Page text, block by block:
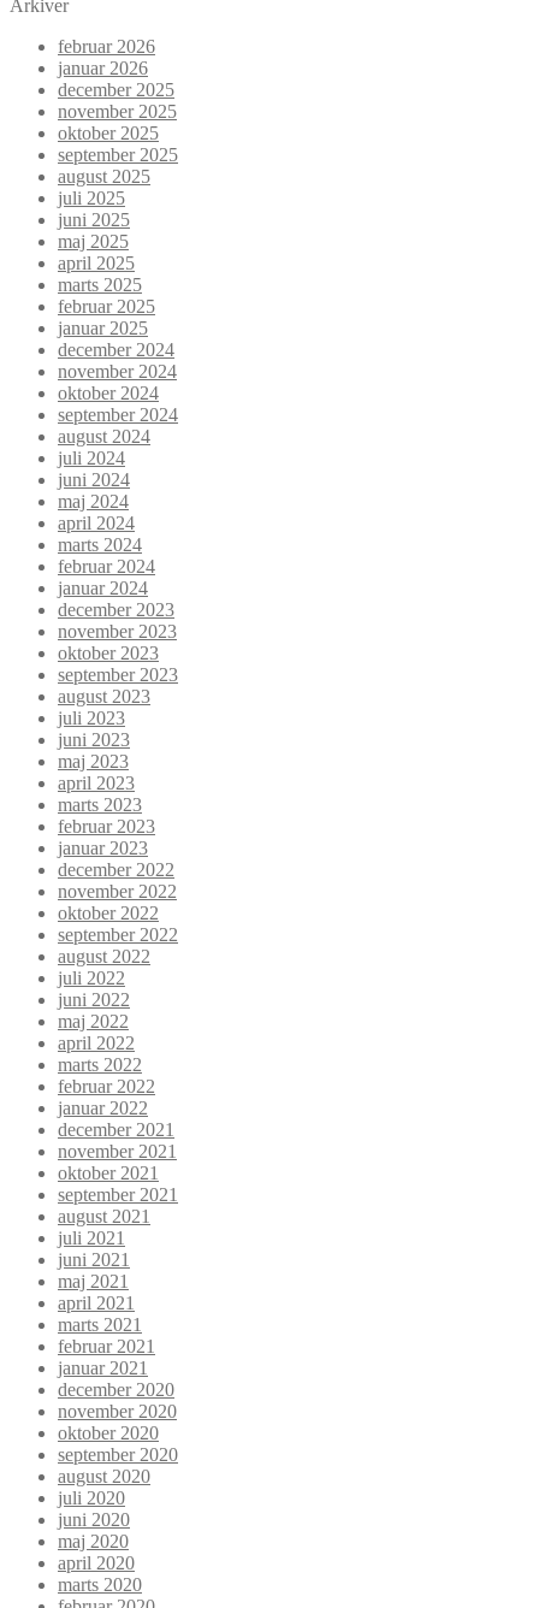
Arkiver
februar 2026
januar 2026
december 2025
november 2025
oktober 2025
september 2025
august 2025
juli 2025
juni 2025
maj 2025
april 2025
marts 2025
februar 2025
januar 2025
december 2024
november 2024
oktober 2024
september 2024
august 2024
juli 2024
juni 2024
maj 2024
april 2024
marts 2024
februar 2024
januar 2024
december 2023
november 2023
oktober 2023
september 2023
august 2023
juli 2023
juni 2023
maj 2023
april 2023
marts 2023
februar 2023
januar 2023
december 2022
november 2022
oktober 2022
september 2022
august 2022
juli 2022
juni 2022
maj 2022
april 2022
marts 2022
februar 2022
januar 2022
december 2021
november 2021
oktober 2021
september 2021
august 2021
juli 2021
juni 2021
maj 2021
april 2021
marts 2021
februar 2021
januar 2021
december 2020
november 2020
oktober 2020
september 2020
august 2020
juli 2020
juni 2020
maj 2020
april 2020
marts 2020